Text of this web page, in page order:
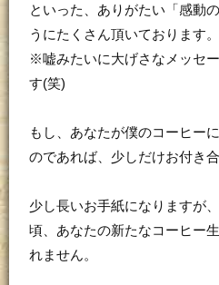
といった、ありがたい「感動
うにたくさん頂いております。
※嘘みたいに大げさなメッセ
す(笑)
もし、あなたが僕のコーヒー
のであれば、少しだけお付き
少し長いお手紙になりますが
頃、あなたの新たなコーヒー
れません。